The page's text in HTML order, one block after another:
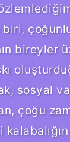
bireyler
sosyal
çoğu